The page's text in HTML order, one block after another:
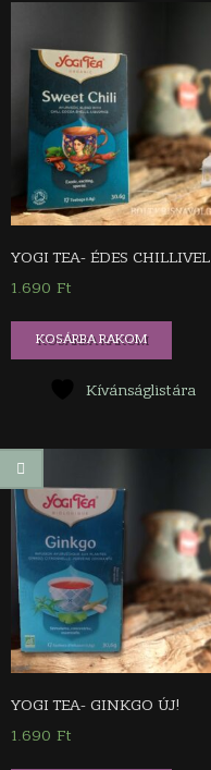
YOGI TEA- ÉDES CHILLIVEL
1.690 Ft
KOSÁRBA RAKOM
Kívánságlistára
YOGI TEA- GINKGO ÚJ!
1.690 Ft